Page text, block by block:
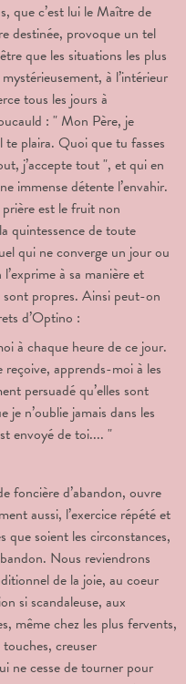
que c’est lui le Maître de
destinée, provoque un tel
que les situations les plus
à l’intérieur
tous les jours à
: " Mon Père, je
te plaira. Quoi que tu fasses
j’accepte tout ", et qui en
immense détente l’envahir.
est le fruit non
quintessence de toute
qui ne converge un jour ou
à sa manière et
propres. Ainsi peut-on
d’Optino :
à chaque heure de ce jour.
apprends-moi à les
persuadé qu’elles sont
je n’oublie jamais dans les
envoyé de toi.... "
foncière d’abandon, ouvre
aussi, l’exercice répété et
que soient les circonstances,
Nous reviendrons
de la joie, au coeur
si scandaleuse, aux
même chez les plus fervents,
creuser
ne cesse de tourner pour